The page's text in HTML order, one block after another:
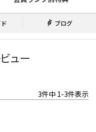
ブログ
ュー
3件中 1-3件表示